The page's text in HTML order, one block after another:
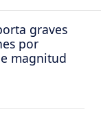
graves
por
magnitud